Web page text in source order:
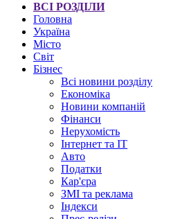
ВСІ РОЗДІЛИ
Головна
Україна
Місто
Світ
Бізнес
Всі новини розділу
Економіка
Новини компаній
Фінанси
Нерухомість
Інтернет та IT
Авто
Податки
Кар'єра
ЗМІ та реклама
Індекси